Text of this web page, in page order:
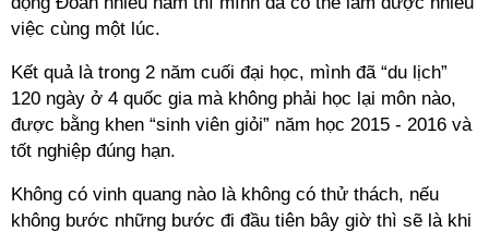
việc cùng một lúc.
Kết quả là trong 2 năm cuối đại học, mình đã “du lịch”
120 ngày ở 4 quốc gia mà không phải học lại môn nào,
được bằng khen “sinh viên giỏi” năm học 2015 - 2016 và
tốt nghiệp đúng hạn.
Không có vinh quang nào là không có thử thách, nếu
không bước những bước đi đầu tiên bây giờ thì sẽ là khi